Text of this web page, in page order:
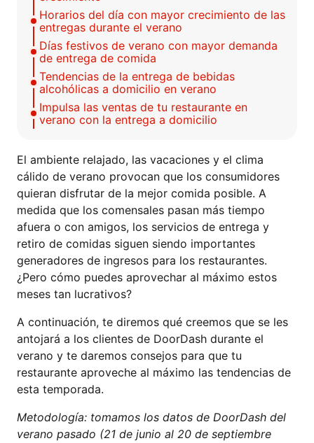
Horarios del día con mayor crecimiento de las
entregas durante el verano
Días festivos de verano con mayor demanda
de entrega de comida
Tendencias de la entrega de bebidas
alcohólicas a domicilio en verano
Impulsa las ventas de tu restaurante en
verano con la entrega a domicilio
El ambiente relajado, las vacaciones y el clima
cálido de verano provocan que los consumidores
quieran disfrutar de la mejor comida posible. A
medida que los comensales pasan más tiempo
afuera o con amigos, los servicios de entrega y
retiro de comidas siguen siendo importantes
generadores de ingresos para los restaurantes.
¿Pero cómo puedes aprovechar al máximo estos
meses tan lucrativos?
A continuación, te diremos qué creemos que se les
antojará a los clientes de DoorDash durante el
verano y te daremos consejos para que tu
restaurante aproveche al máximo las tendencias de
esta temporada.
Metodología: tomamos los datos de DoorDash del
verano pasado (21 de junio al 20 de septiembre